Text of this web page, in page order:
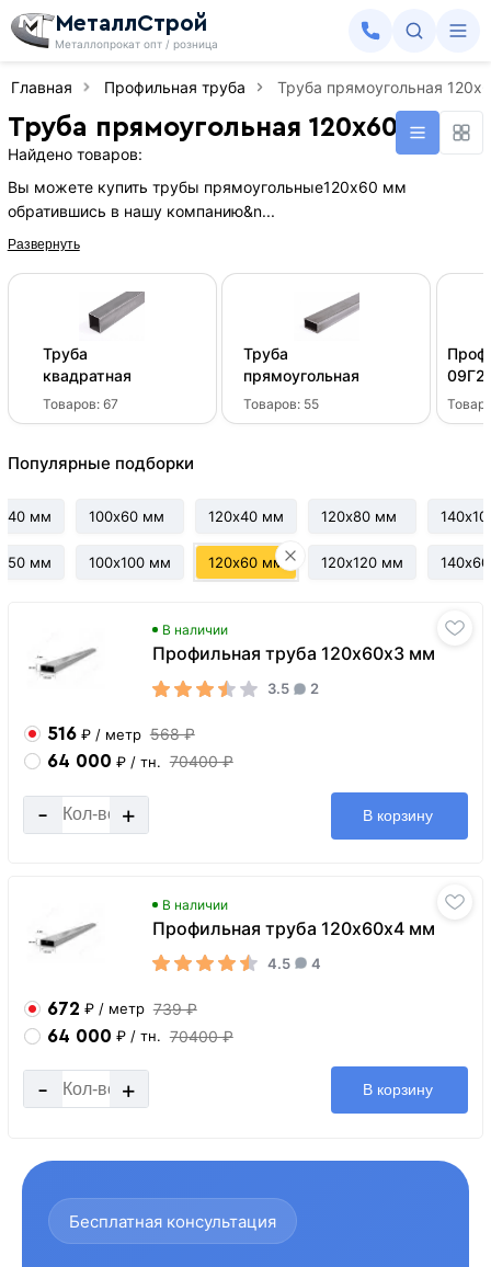
МеталлСтрой
Металлопрокат опт / розница
Главная Профильная труба Труба прямоугольная
Труба прямоугольная 120х60 мм
Найдено товаров:
Вы можете купить трубы прямоугольные120х60 мм
обратившись в нашу компанию&n...
Развернуть
Труба
квадратная
Товаров:67
Труба
прямоугольная
Товаров: 55
Популярные подборки
мм
мм
100х60 мм
100х100 мм
120х40 мм
120х60 мм
120х80 мм
120х120 мм
В наличии
Профильная труба 120х60х3 мм
3.5 2
516 ₽ / метр 568 ₽
64 000 ₽ / тн. 70400 ₽
- + В корзину
В наличии
Профильная труба 120х60х4 мм
4.5 4
672 ₽ / метр 739 ₽
64 000 ₽ / тн. 70400 ₽
- + В корзину
Бесплатная консультация